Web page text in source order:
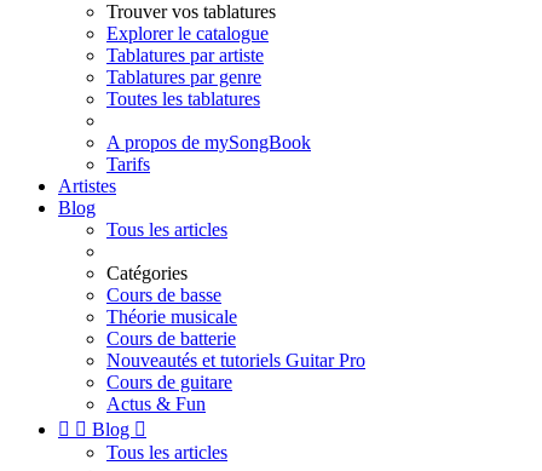
Trouver vos tablatures
Explorer le catalogue
Tablatures par artiste
Tablatures par genre
Toutes les tablatures
A propos de mySongBook
Tarifs
Artistes
Blog
Tous les articles
Catégories
Cours de basse
Théorie musicale
Cours de batterie
Nouveautés et tutoriels Guitar Pro
Cours de guitare
Actus & Fun
  Blog 
Tous les articles